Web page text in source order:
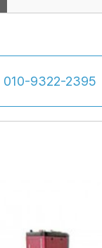
010-9322-2395